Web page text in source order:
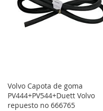
Volvo Capota de goma
PV444+PV544+Duett Volvo
repuesto no 666765